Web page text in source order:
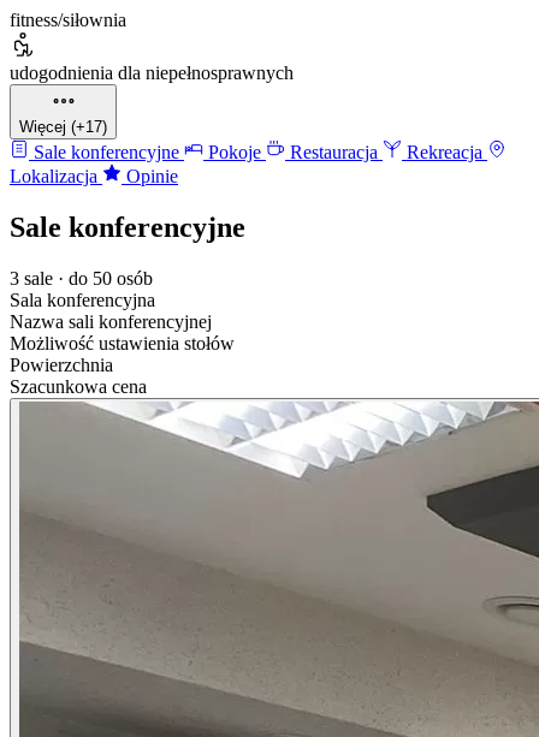
fitness/siłownia
udogodnienia dla niepełnosprawnych
Więcej (+17)
Sale konferencyjne Pokoje Restauracja
Rekreacja
Lokalizacja
Opinie
Sale konferencyjne
3 sale · do 50 osób
Sala konferencyjna
Nazwa sali konferencyjnej
Możliwość ustawienia stołów
Powierzchnia
Szacunkowa cena